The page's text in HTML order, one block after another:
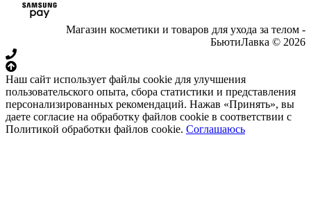
Магазин косметики и товаров для ухода за телом -
БьютиЛавка © 2026
Наш сайт использует файлы cookie для улучшения
пользовательского опыта, сбора статистики и представления
персонализированных рекомендаций. Нажав «Принять», вы
даете согласие на обработку файлов cookie в соответствии с
Политикой обработки файлов cookie. Соглашаюсь